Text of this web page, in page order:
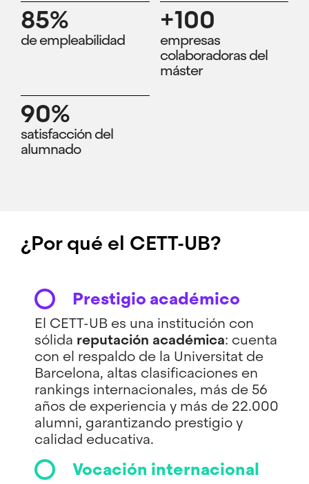
85%
de empleabilidad
+100
empresas
colaboradoras del
máster
90%
satisfacción del
alumnado
¿Por qué el CETT-UB?
Prestigio académico
El CETT-UB es una institución con
sólida reputación académica: cuenta
con el respaldo de la Universitat de
Barcelona, altas clasificaciones en
rankings internacionales, más de 56
años de experiencia y más de 22.000
alumni, garantizando prestigio y
calidad educativa.
Vocación internacional